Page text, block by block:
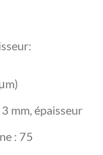
mm, épaisseur
: 75